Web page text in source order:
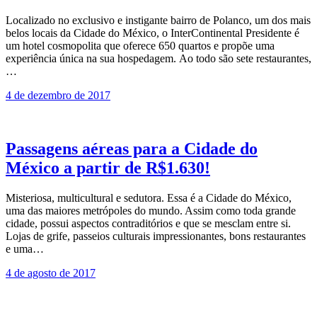
Localizado no exclusivo e instigante bairro de Polanco, um dos mais
belos locais da Cidade do México, o InterContinental Presidente é
um hotel cosmopolita que oferece 650 quartos e propõe uma
experiência única na sua hospedagem. Ao todo são sete restaurantes,
…
4 de dezembro de 2017
Passagens aéreas para a Cidade do
México a partir de R$1.630!
Misteriosa, multicultural e sedutora. Essa é a Cidade do México,
uma das maiores metrópoles do mundo. Assim como toda grande
cidade, possui aspectos contraditórios e que se mesclam entre si.
Lojas de grife, passeios culturais impressionantes, bons restaurantes
e uma…
4 de agosto de 2017